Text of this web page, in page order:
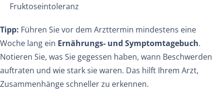
Fruktoseintoleranz
Tipp: Führen Sie vor dem Arzttermin mindestens eine
Woche lang ein Ernährungs- und Symptomtagebuch.
Notieren Sie, was Sie gegessen haben, wann Beschwerden
auftraten und wie stark sie waren. Das hilft Ihrem Arzt,
Zusammenhänge schneller zu erkennen.